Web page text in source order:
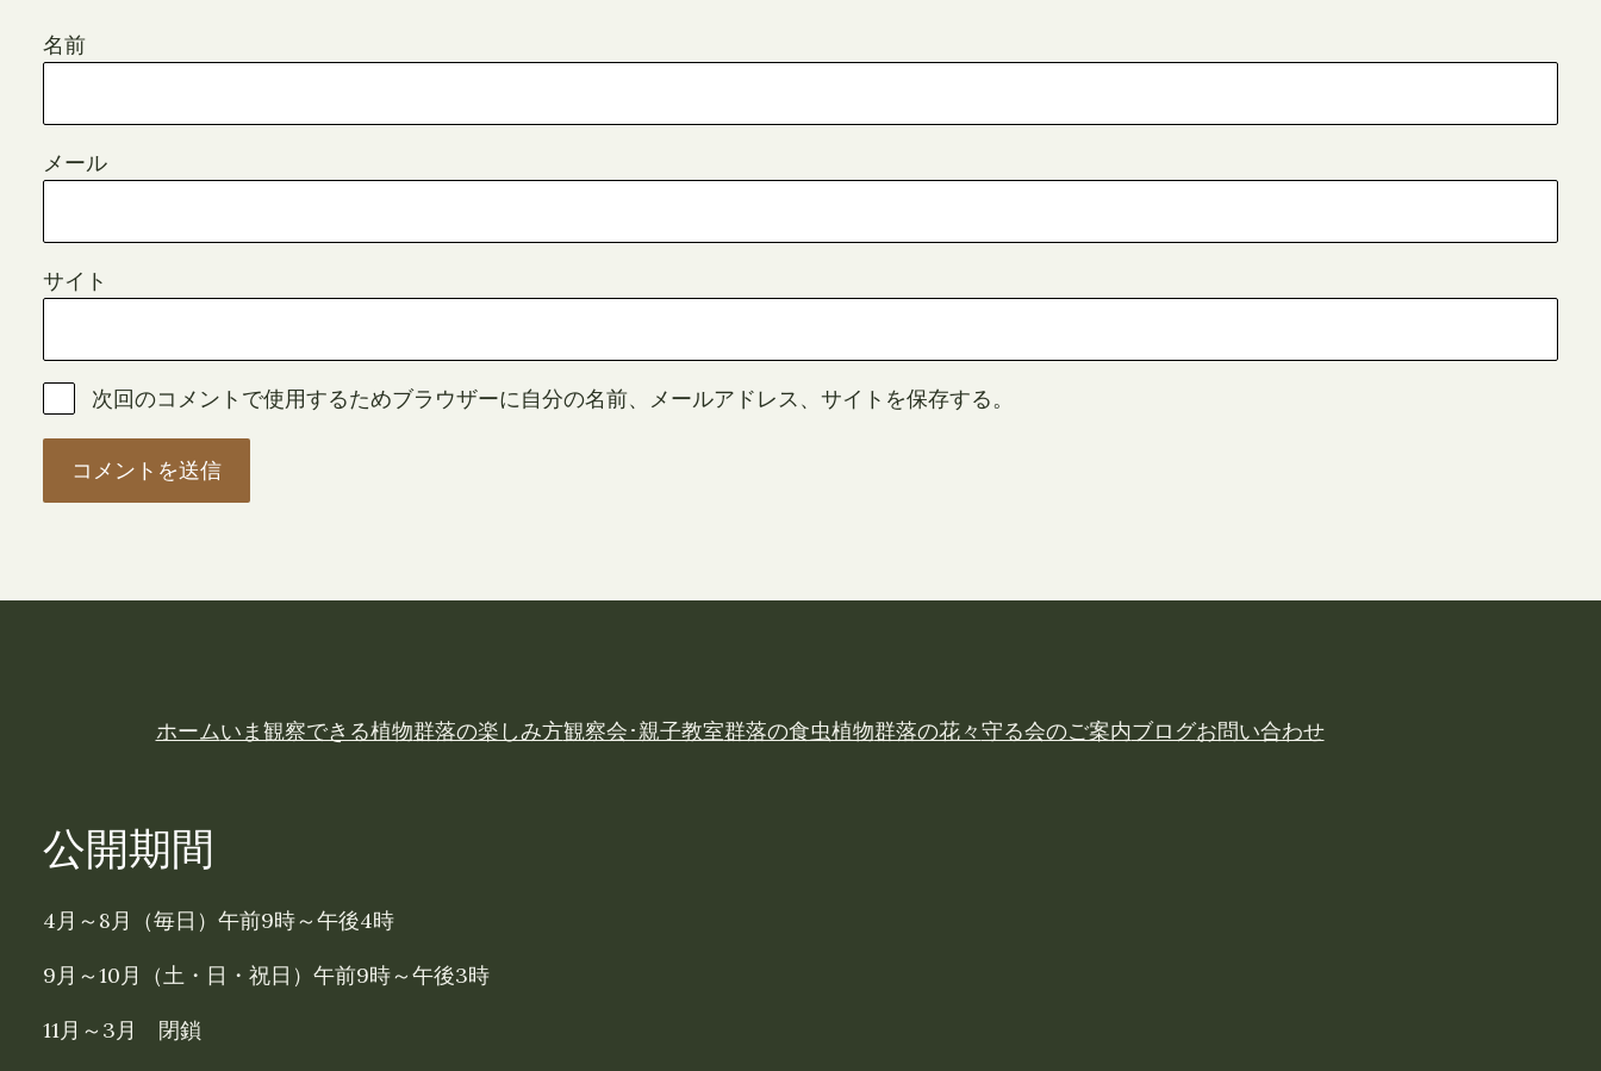
名前
メール
サイト
次回のコメントで使用するためブラウザーに自分の名前、メールアドレス、サイトを保存する。
ホームいま観察できる植物群落の楽しみ方観察会･親子教室群落の食虫植物群落の花々守る会のご案内ブログお問い合わせ
公開期間
4月～8月（毎日）午前9時～午後4時
9月～10月（土・日・祝日）午前9時～午後3時
11月～3月 閉鎖